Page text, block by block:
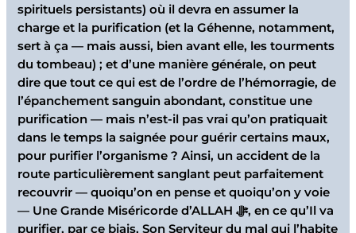
spirituels persistants) où il devra en assumer la
charge et la purification (et la Géhenne, notamment,
sert à ça — mais aussi, bien avant elle, les tourments
du tombeau) ; et d’une manière générale, on peut
dire que tout ce qui est de l’ordre de l’hémorragie, de
l’épanchement sanguin abondant, constitue une
purification — mais n’est-il pas vrai qu’on pratiquait
dans le temps la saignée pour guérir certains maux,
pour purifier l’organisme ? Ainsi, un accident de la
route particulièrement sanglant peut parfaitement
recouvrir — quoiqu’on en pense et quoiqu’on y voie
— Une Grande Miséricorde d’ALLAH ﷻ, en ce qu’Il va
purifier, par ce biais, Son Serviteur du mal qui l’habite